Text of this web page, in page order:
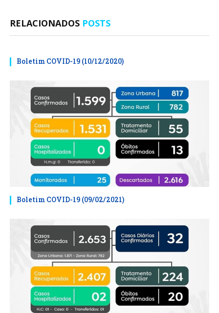
RELACIONADOS POSTS
Boletim COVID-19 (10/12/2020)
Boletim COVID-19 (09/02/2021)